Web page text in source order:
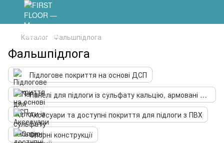
Каталог Фальшпідлога
Фальшпідлога
Підлогове покриття на основі ДСП
Панелі для підлоги із сульфату кальцію, армовані волокном
Аксесуари та доступні покриття для підлоги з ПВХ
Опорні конструкції